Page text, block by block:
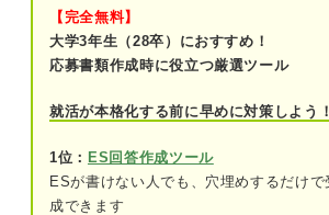
たいから
を知りたいから
研究を通して何を学んだか
【完全無料】
大学3年生（28卒）におすすめ！
応募書類作成時に役立つ厳選ツール
就活が本格化する前に早めに対策しよう！
1位： ES回答作成ツール
ESが書けない人でも、穴埋めするだけ
成できます